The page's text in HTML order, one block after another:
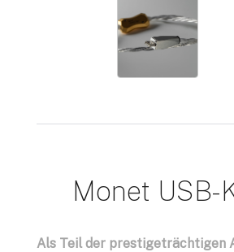
Monet USB-
Als Teil der prestigeträchtigen